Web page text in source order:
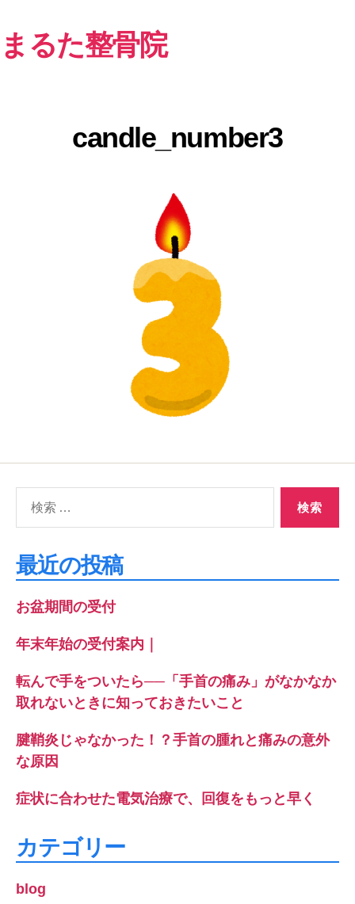
まるた整骨院
candle_number3
象:
最近の投稿
お盆期間の受付
年末年始の受付案内｜
転んで手をついたら──「手首の痛み」がなかなか
取れないときに知っておきたいこと
腱鞘炎じゃなかった！？手首の腫れと痛みの意外
な原因
症状に合わせた電気治療で、回復をもっと早く
カテゴリー
blog